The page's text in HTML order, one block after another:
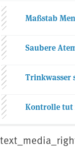
Maßstab
Saubere
Trinkwasser
Kontrolle tut